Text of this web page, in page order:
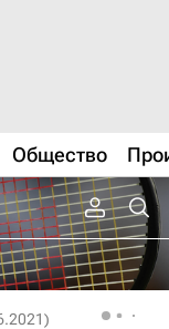
Общество